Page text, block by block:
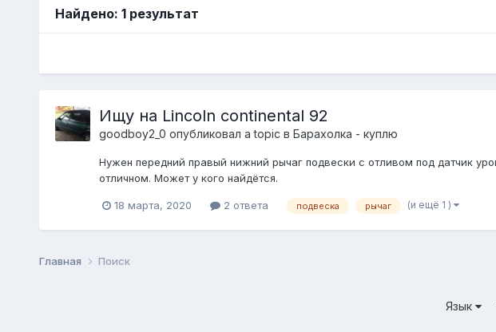
Найдено: 1 результат
Ищу на Lincoln continental 92
goodboy2_0 опубликовал a topic в Барахолка - куплю
Нужен передний правый нижний рычаг подвески с отливом под датчик
отличном. Может у кого найдётся.
18 марта, 2020 2 ответа подвеска рычаг (и ещё 1 )
Главная Поиск
Язык